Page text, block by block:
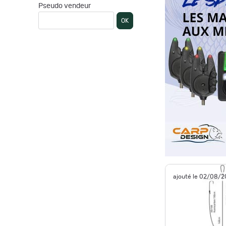
Pseudo vendeur
OK
ajouté le 02/08/